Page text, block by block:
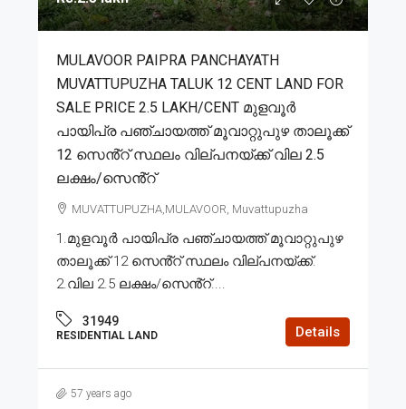
MULAVOOR PAIPRA PANCHAYATH
MUVATTUPUZHA TALUK 12 CENT LAND FOR
SALE PRICE 2.5 LAKH/CENT മുളവൂർ
പായിപ്ര പഞ്ചായത്ത് മൂവാറ്റുപുഴ താലൂക്ക്
12 സെൻ്റ് സ്ഥലം വില്പനയ്ക്ക് വില 2.5
ലക്ഷം/സെൻ്റ്
MUVATTUPUZHA,MULAVOOR, Muvattupuzha
1.മുളവൂർ പായിപ്ര പഞ്ചായത്ത് മൂവാറ്റുപുഴ
താലൂക്ക് 12 സെൻ്റ് സ്ഥലം വില്പനയ്ക്ക്.
2.വില 2.5 ലക്ഷം/സെൻ്റ്....
31949
RESIDENTIAL LAND Details
57 years ago